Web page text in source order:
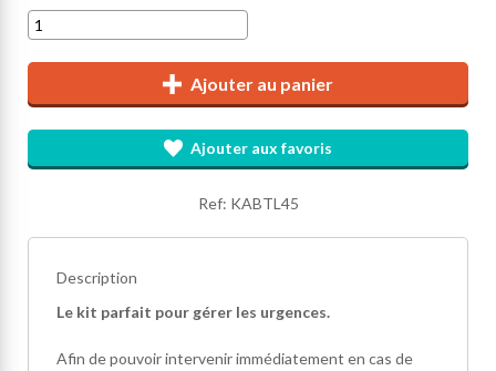
Ajouter au panier
Ajouter aux favoris
Ref: KABTL45
Description
Le kit parfait pour gérer les urgences.
Afin de pouvoir intervenir immédiatement en cas de